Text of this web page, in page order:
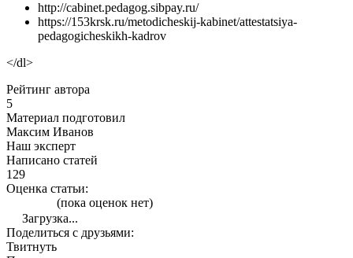
http://cabinet.pedagog.sibpay.ru/
https://153krsk.ru/metodicheskij-kabinet/attestatsiya-
pedagogicheskikh-kadrov
</dl>
Рейтинг автора
5
Материал подготовил
Максим Иванов
Наш эксперт
Написано статей
129
Оценка статьи:
(пока оценок нет)
Загрузка...
Поделиться с друзьями:
Твитнуть